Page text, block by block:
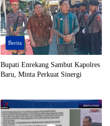
Berita
Bupati Enrekang Sambut Kapolres
Baru, Minta Perkuat Sinergi